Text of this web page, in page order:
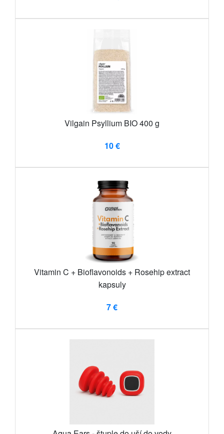
Vilgain Psyllium BIO 400 g
10 €
Vitamin C + Bioflavonoids + Rosehip extract
kapsuly
7 €